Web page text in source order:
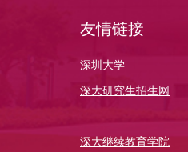
友情链接
深圳大学
深大研究生招生网
深大继续教育学院